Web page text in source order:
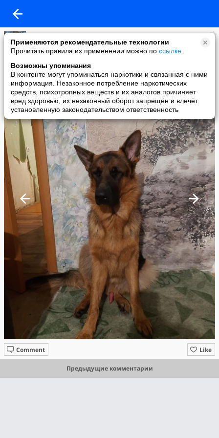
Применяются рекомендательные технологии
Прочитать правила их применении можно по ссылке
Возможны упоминания
В контенте могут упоминаться наркотики и связанная с ними
информация. Незаконное потребление наркотических
средств, психотропных веществ и их аналогов причиняет
вред здоровью, их незаконный оборот запрещён и влечёт
установленную законодательством ответственность
Наталья Акулич
added a photo
11 Apr в 15:49
Like
Comment
Предыдущие комментарии